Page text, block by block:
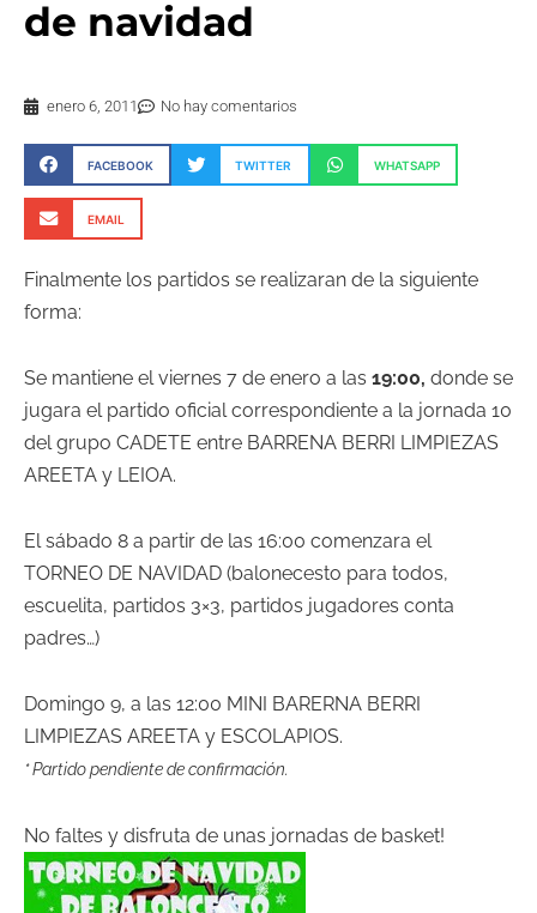
de navidad
enero 6, 2011 No hay comentarios
FACEBOOK TWITTER WHATSAPP
EMAIL
Finalmente los partidos se realizaran de la siguiente
forma:
Se mantiene el viernes 7 de enero a las 19:00, donde se
jugara el partido oficial correspondiente a la jornada 10
del grupo CADETE entre BARRENA BERRI LIMPIEZAS
AREETA y LEIOA.
El sábado 8 a partir de las 16:00 comenzara el
TORNEO DE NAVIDAD (balonecesto para todos,
escuelita, partidos 3×3, partidos jugadores conta
padres…)
Domingo 9, a las 12:00 MINI BARERNA BERRI
LIMPIEZAS AREETA y ESCOLAPIOS.
* Partido pendiente de confirmación.
No faltes y disfruta de unas jornadas de basket!